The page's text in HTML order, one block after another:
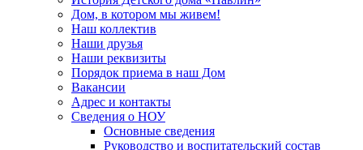
Дом, в котором мы живем!
Наш коллектив
Наши друзья
Наши реквизиты
Порядок приема в наш Дом
Вакансии
Адрес и контакты
Сведения о НОУ
Основные сведения
Руководство и воспитательский состав